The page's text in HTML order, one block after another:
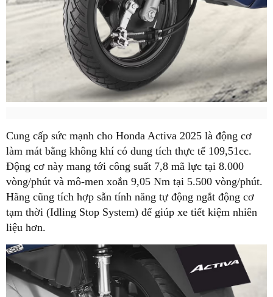
Cung cấp sức mạnh cho Honda Activa 2025 là động cơ
làm mát bằng không khí có dung tích thực tế 109,51cc.
Động cơ này mang tới công suất 7,8 mã lực tại 8.000
vòng/phút và mô-men xoắn 9,05 Nm tại 5.500 vòng/phút.
Hãng cũng tích hợp sẵn tính năng tự động ngắt động cơ
tạm thời (Idling Stop System) để giúp xe tiết kiệm nhiên
liệu hơn.